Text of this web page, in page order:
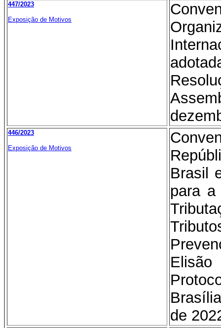
447/2023
Exposição de Motivos
446/2023
Exposição de Motivos
Brasil
para a
de